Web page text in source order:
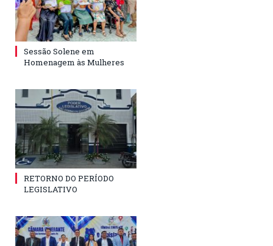
Sessão Solene em
Homenagem às Mulheres
RETORNO DO PERÍODO
LEGISLATIVO